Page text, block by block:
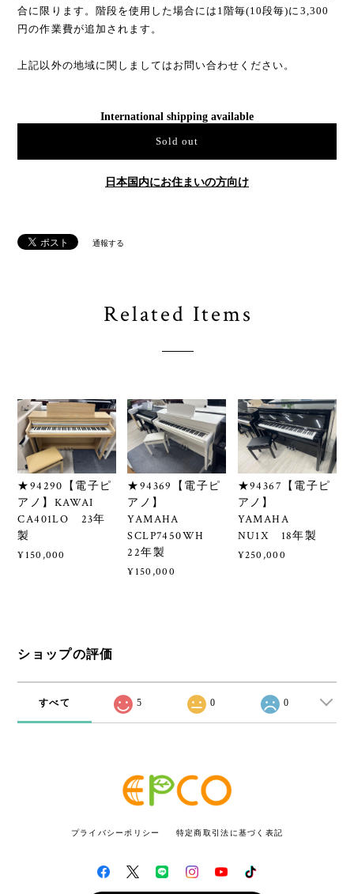
合に限ります。階段を使用した場合には1階毎(10段毎)に3,300
円の作業費が追加されます。
上記以外の地域に関しましてはお問い合わせください。
International shipping available
Sold out
日本国内にお住まいの方向け
通報する
Related Items
★94290【電子ピ
アノ】KAWAI
CA401LO 23年
製
¥150,000
★94369【電子ピ
アノ】
YAMAHA
SCLP7450WH
22年製
¥150,000
★94367【電子ピ
アノ】
YAMAHA
NU1X 18年製
¥250,000
ショップの評価
すべて 5 0 0
プライバシーポリシー 特定商取引法に基づく表記